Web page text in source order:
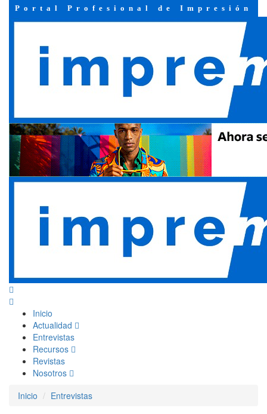
Portal Profesional de Impresión
Inicio
Actualidad
Entrevistas
Recursos
Revistas
Nosotros
Inicio
Entrevistas